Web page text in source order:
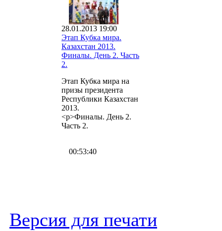
28.01.2013 19:00
Этап Кубка мира.
Казахстан 2013.
Финалы. День 2. Часть
2.
Этап Кубка мира на
призы президента
Республики Казахстан
2013.
<p>Финалы. День 2.
Часть 2.
00:53:40
Версия для печати